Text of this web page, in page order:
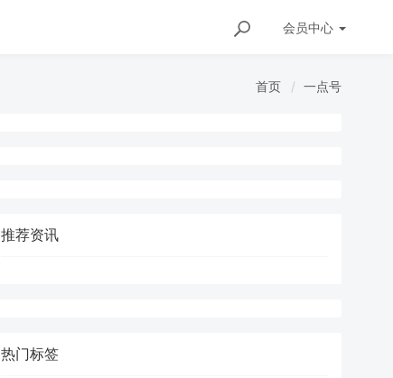
会员中心
首页 一点号
推荐资讯
热门标签